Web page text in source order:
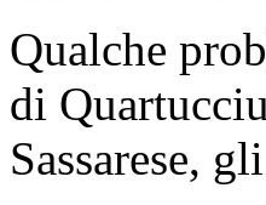
Qualche
di
Sassarese,